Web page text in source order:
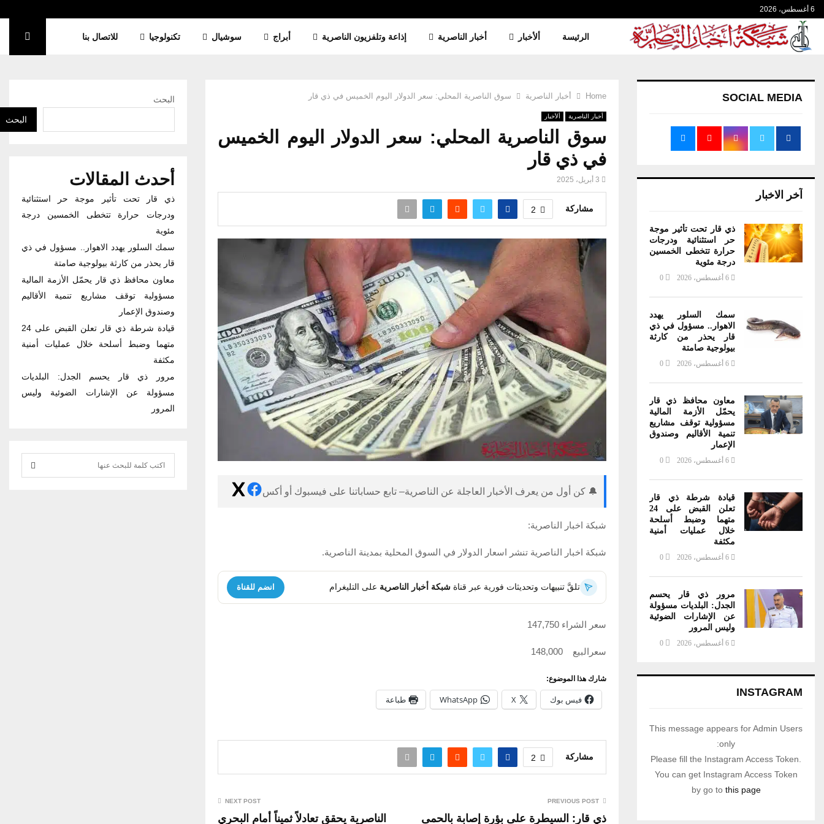
6 أغسطس، 2026
الرئيسة ألأخبار أخبار الناصرية إذاعة وتلفزيون الناصرية أبراج سوشيال تكنولوجيا للاتصال بنا
Home أخبار الناصرية سوق الناصرية المحلي: سعر الدولار اليوم الخميس في ذي قار
أخبار الناصرية ألأخبار
سوق الناصرية المحلي: سعر الدولار اليوم الخميس
في ذي قار
3 أبريل، 2025
مشاركة 2
🔔 كن أول من يعرف الأخبار العاجلة عن الناصرية– تابع حساباتنا على فيسبوك أو أكس
شبكة اخبار الناصرية:
شبكة اخبار الناصرية تنشر اسعار الدولار في السوق المحلية بمدينة الناصرية.
تلقَّ تنبيهات وتحديثات فورية عبر قناة شبكة أخبار الناصرية على التليغرام انضم للقناة
سعر الشراء 147,750
سعرالبيع 148,000
شارك هذا الموضوع:
فيس بوك X
WhatsApp طباعة
مشاركة 2
PREVIOUS POST
ذي قار: السيطرة على بؤرة إصابة بالحمى
NEXT POST
الناصرية يحقق تعادلاً ثميناً أمام البحري
SOCIAL MEDIA
آخر الاخبار
ذي قار تحت تأثير موجة
حر استثنائية ودرجات
حرارة تتخطى الخمسين
درجة مئوية
6 أغسطس، 2026 0
سمك السلور يهدد
الاهوار.. مسؤول في ذي
قار يحذر من كارثة
بيولوجية صامتة
6 أغسطس، 2026 0
معاون محافظ ذي قار
يحمّل الأزمة المالية
مسؤولية توقف مشاريع
تنمية الأقاليم وصندوق
الإعمار
6 أغسطس، 2026 0
قيادة شرطة ذي قار
تعلن القبض على 24
متهما وضبط أسلحة
خلال عمليات أمنية
مكثفة
6 أغسطس، 2026 0
مرور ذي قار يحسم
الجدل: البلديات مسؤولة
عن الإشارات الضوئية
وليس المرور
6 أغسطس، 2026 0
INSTAGRAM
This message appears for Admin Users
only:
Please fill the Instagram Access Token.
You can get Instagram Access Token
by go to this page
البحث
البحث
أحدث المقالات
ذي قار تحت تأثير موجة حر استثنائية
ودرجات حرارة تتخطى الخمسين درجة
مئوية
سمك السلور يهدد الاهوار.. مسؤول في ذي
قار يحذر من كارثة بيولوجية صامتة
معاون محافظ ذي قار يحمّل الأزمة المالية
مسؤولية توقف مشاريع تنمية الأقاليم
وصندوق الإعمار
قيادة شرطة ذي قار تعلن القبض على 24
متهما وضبط أسلحة خلال عمليات أمنية
مكثفة
مرور ذي قار يحسم الجدل: البلديات
مسؤولة عن الإشارات الضوئية وليس
المرور
e